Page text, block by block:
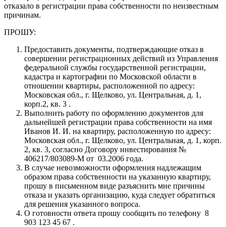
отказало в регистрации права собственности по неизвестным
причинам.
ПРОШУ:
Предоставить документы, подтверждающие отказ в
совершении регистрационных действий из Управления
федеральной службы государственной регистрации,
кадастра и картографии по Московской области в
отношении квартиры, расположенной по адресу:
Московская обл., г. Щелково, ул. Центральная, д. 1,
корп.2, кв. 3 .
Выполнить работу по оформлению документов для
дальнейшей регистрации права собственности на имя
Иванов И. И. на квартиру, расположенную по адресу:
Московская обл., г. Щелково, ул. Центральная, д. 1, корп.
2, кв. 3, согласно Договору инвестирования №
406217/803089-М от 03.2006 года.
В случае невозможности оформления надлежащим
образом права собственности на указанную квартиру,
прошу в письменном виде разъяснить мне причины
отказа и указать организацию, куда следует обратиться
для решения указанного вопроса.
О готовности ответа прошу сообщить по телефону 8
903 123 45 67 .